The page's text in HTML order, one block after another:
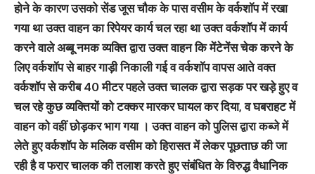
होने के कारण उसको सेंड जूस चौक के पास वसीम के वर्कशॉप में रखा
गया था उक्त वाहन का रिपेयर कार्य चल रहा था उक्त वर्कशॉप में कार्य
करने वाले अब्बू नमक व्यक्ति द्वारा उक्त वाहन कि मेंटेनेंस चेक करने के
लिए वर्कशॉप से बाहर गाड़ी निकाली गई व वर्कशॉप वापस आते वक्त
वर्कशॉप से करीब 40 मीटर पहले उक्त चालक द्वारा सड़क पर खड़े हुए व
चल रहे कुछ व्यक्तियों को टक्कर मारकर घायल कर दिया, व घबराहट में
वाहन को वहीं छोड़कर भाग गया । उक्त वाहन को पुलिस द्वारा कब्जे में
लेते हुए वर्कशॉप के मलिक वसीम को हिरासत में लेकर पूछताछ की जा
रही है व फरार चालक की तलाश करते हुए संबंधित के विरुद्ध वैधानिक